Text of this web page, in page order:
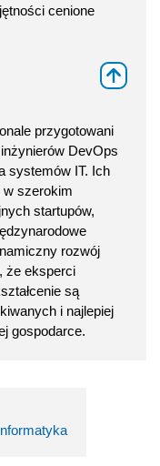
cenione
przygotowani
DevOps
systemów IT. Ich
w szerokim
startupów,
rozwój
że eksperci
są
i najlepiej
gospodarce.